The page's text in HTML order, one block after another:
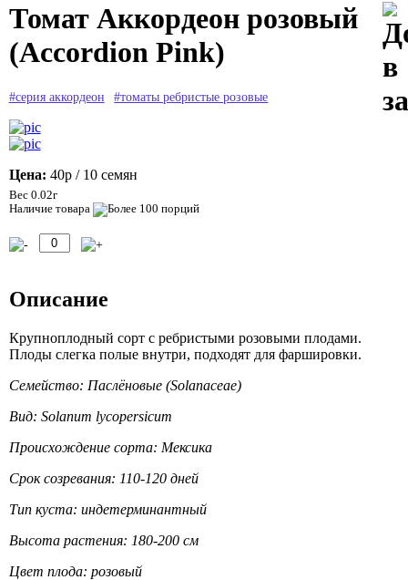
Томат Аккордеон розовый
(Accordion Pink)
#серия аккордеон #томаты ребристые розовые
Цена: 40р / 10 семян
Вес 0.02г
Наличие товара
Описание
Крупноплодный сорт с ребристыми розовыми плодами.
Плоды слегка полые внутри, подходят для фаршировки.
Семейство: Паслёновые (Solanaceae)
Вид: Solanum lycopersicum
Происхождение сорта: Мексика
Срок созревания: 110-120 дней
Тип куста: индетерминантный
Высота растения: 180-200 см
Цвет плода: розовый